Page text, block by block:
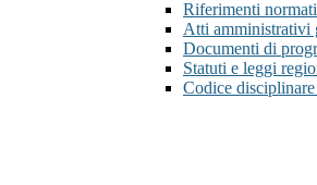
Riferimenti
Atti amministrativi
Documenti di
Statuti e leggi
Codice